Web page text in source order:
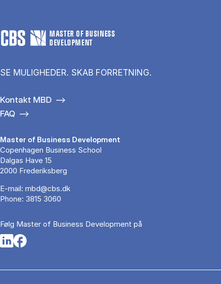
MASTER OF BUSINESS
DEVELOPMENT
SE MULIGHEDER. SKAB FORRETNING.
Kontakt MBD
FAQ
Master of Business Development
Copenhagen Business School
Dalgas Have 15
2000 Frederiksberg
E-mail: mbd@cbs.dk
Phone: 3815 3060
Følg Master of Business Development på
Opens in a new tab
Opens in a new tab